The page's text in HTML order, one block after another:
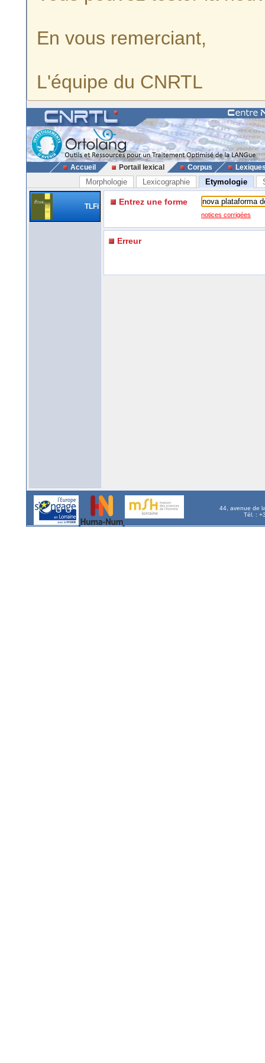
En vous remerciant,
L'équipe du CNRTL
Accueil Portail lexical Corpus
Morphologie Lexicographie Etymologie
TLFi Entrez une forme
notices corrigées
Erreur
44, avenue de
Tél. :